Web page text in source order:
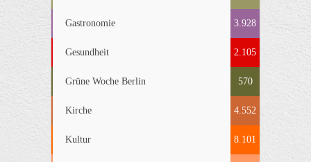
Gastronomie 3.928
Gesundheit 2.105
Grüne Woche Berlin 570
Kirche 4.552
Kultur 8.101